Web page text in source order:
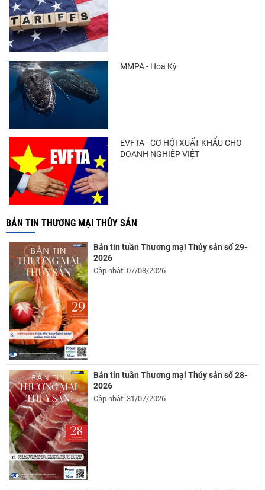
MMPA - Hoa Kỳ
EVFTA - CƠ HỘI XUẤT KHẨU CHO
DOANH NGHIỆP VIỆT
BẢN TIN THƯƠNG MẠI THỦY SẢN
Bản tin tuần Thương mại Thủy sản số 29-
2026
Cập nhật: 07/08/2026
Bản tin tuần Thương mại Thủy sản số 28-
2026
Cập nhật: 31/07/2026